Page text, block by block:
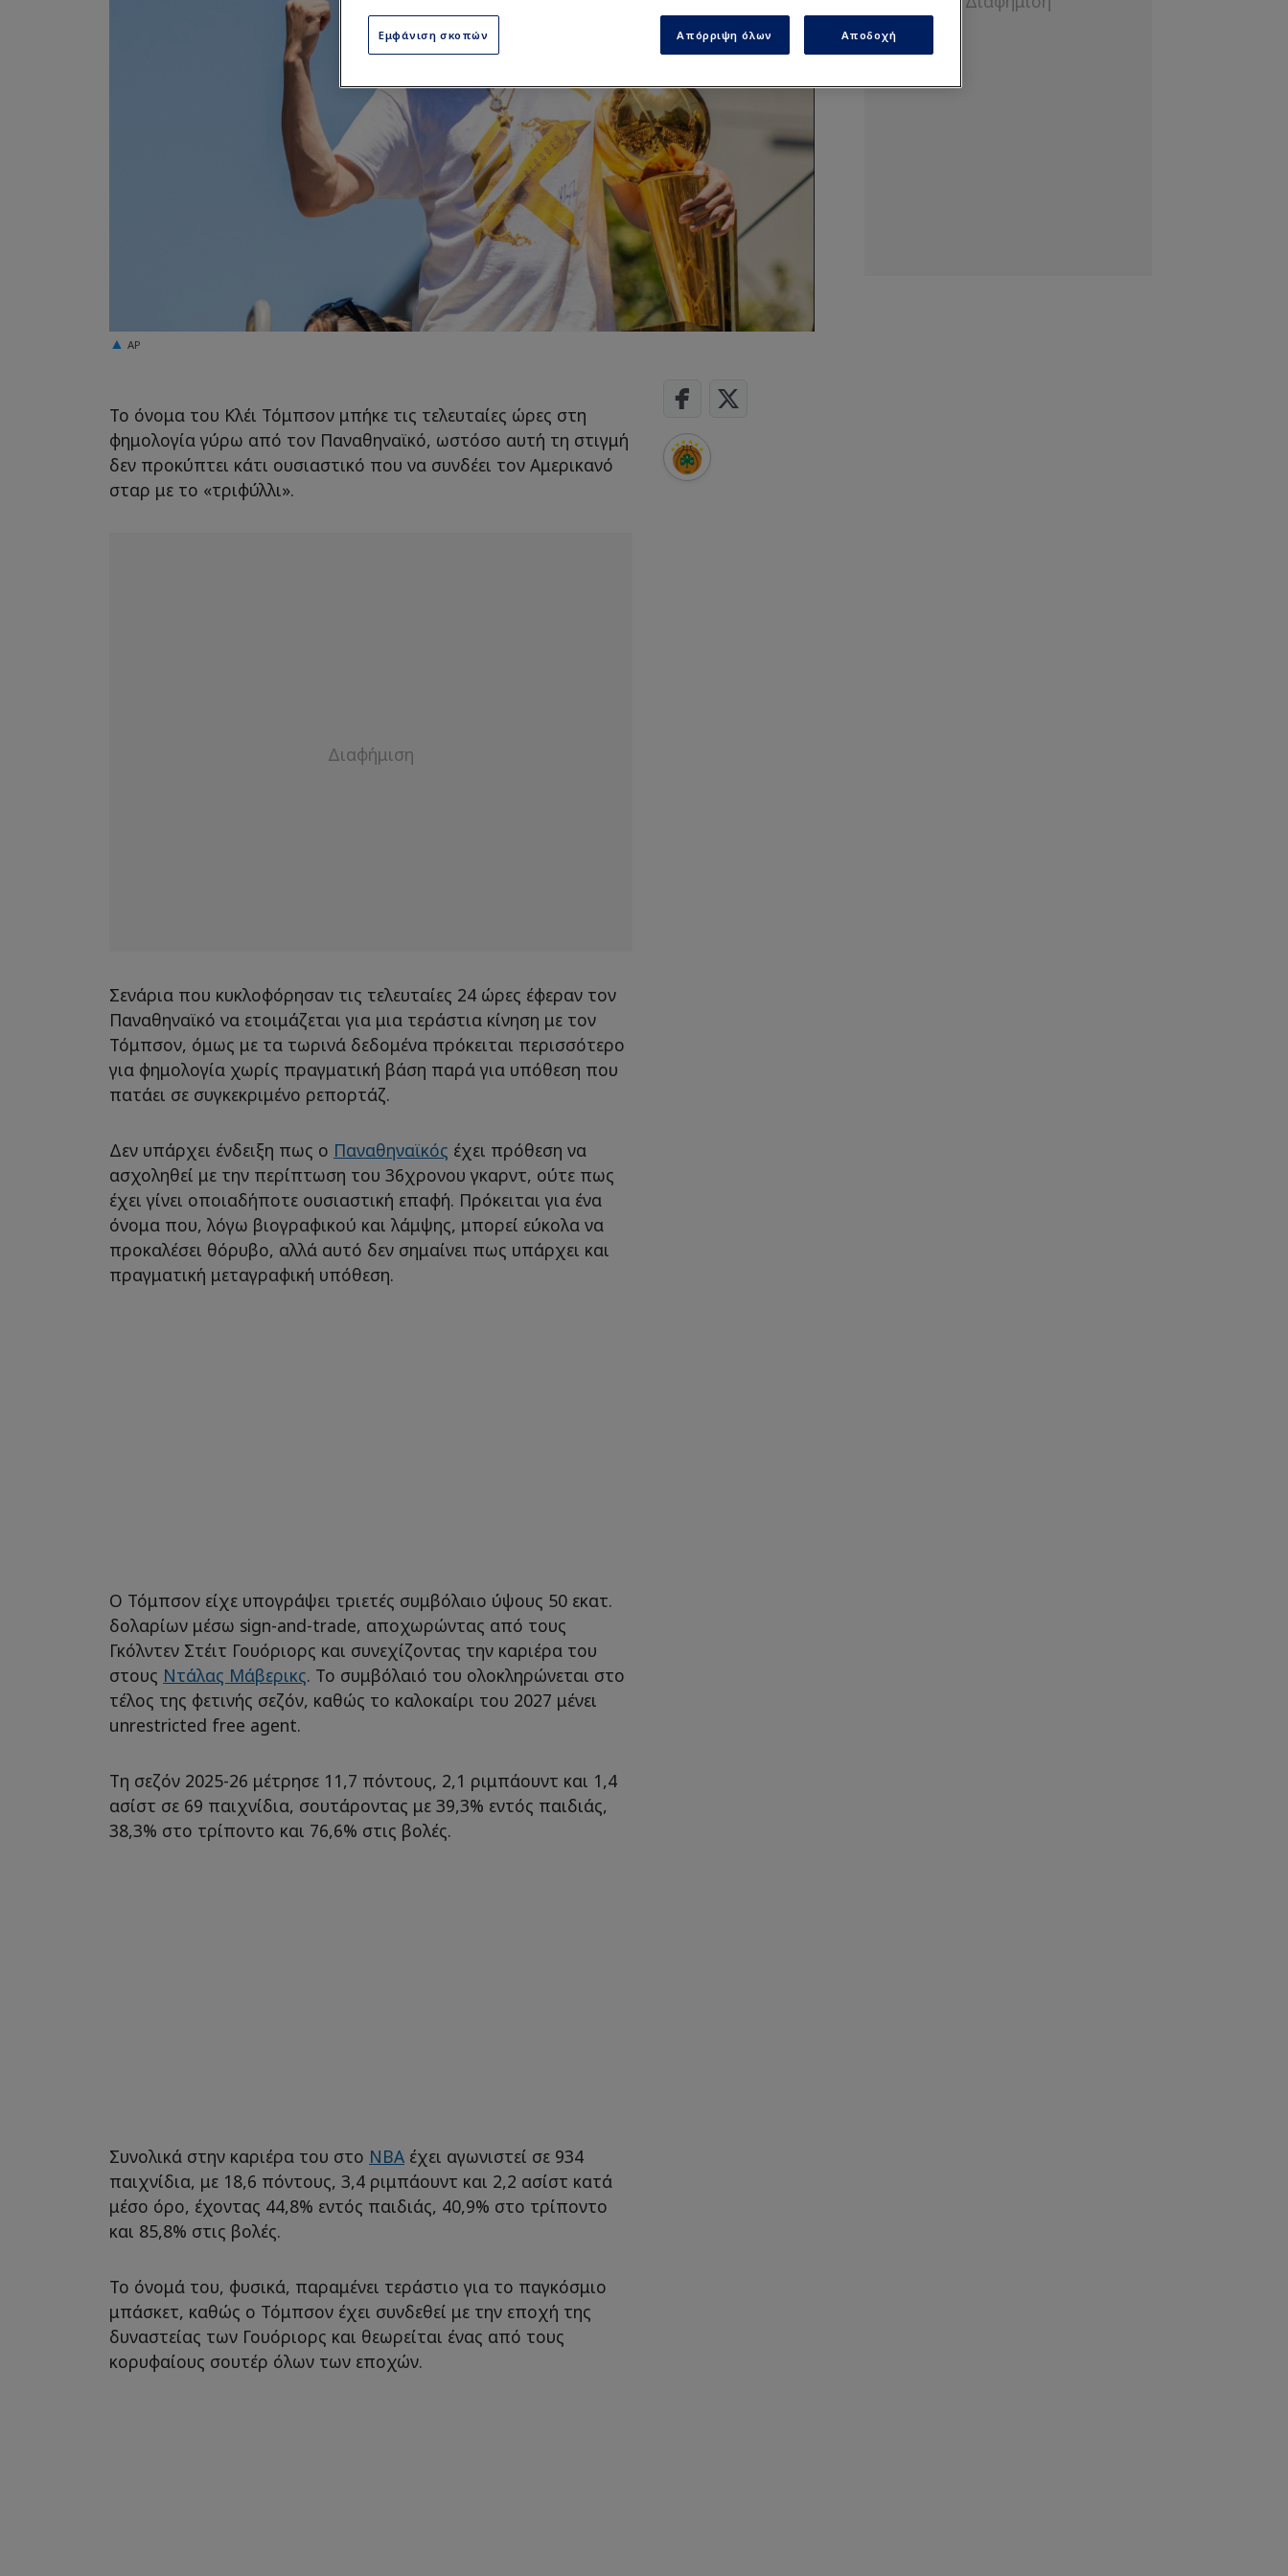
AP
Το όνομα του Κλέι Τόμπσον μπήκε τις τελευταίες ώρες στη
φημολογία γύρω από τον Παναθηναϊκό, ωστόσο αυτή τη στιγμή
δεν προκύπτει κάτι ουσιαστικό που να συνδέει τον Αμερικανό
σταρ με το «τριφύλλι».
Σενάρια που κυκλοφόρησαν τις τελευταίες 24 ώρες έφεραν τον
Παναθηναϊκό να ετοιμάζεται για μια τεράστια κίνηση με τον
Τόμπσον, όμως με τα τωρινά δεδομένα πρόκειται περισσότερο
για φημολογία χωρίς πραγματική βάση παρά για υπόθεση που
πατάει σε συγκεκριμένο ρεπορτάζ.
Δεν υπάρχει ένδειξη πως ο Παναθηναϊκός έχει πρόθεση να
ασχοληθεί με την περίπτωση του 36χρονου γκαρντ, ούτε πως
έχει γίνει οποιαδήποτε ουσιαστική επαφή. Πρόκειται για ένα
όνομα που, λόγω βιογραφικού και λάμψης, μπορεί εύκολα να
προκαλέσει θόρυβο, αλλά αυτό δεν σημαίνει πως υπάρχει και
πραγματική μεταγραφική υπόθεση.
Ο Τόμπσον είχε υπογράψει τριετές συμβόλαιο ύψους 50 εκατ.
δολαρίων μέσω sign-and-trade, αποχωρώντας από τους
Γκόλντεν Στέιτ Γουόριορς και συνεχίζοντας την καριέρα του
στους Ντάλας Μάβερικς. Το συμβόλαιό του ολοκληρώνεται στο
τέλος της φετινής σεζόν, καθώς το καλοκαίρι του 2027 μένει
unrestricted free agent.
Τη σεζόν 2025-26 μέτρησε 11,7 πόντους, 2,1 ριμπάουντ και 1,4
ασίστ σε 69 παιχνίδια, σουτάροντας με 39,3% εντός παιδιάς,
38,3% στο τρίποντο και 76,6% στις βολές.
Συνολικά στην καριέρα του στο NBA έχει αγωνιστεί σε 934
παιχνίδια, με 18,6 πόντους, 3,4 ριμπάουντ και 2,2 ασίστ κατά
μέσο όρο, έχοντας 44,8% εντός παιδιάς, 40,9% στο τρίποντο
και 85,8% στις βολές.
Το όνομά του, φυσικά, παραμένει τεράστιο για το παγκόσμιο
μπάσκετ, καθώς ο Τόμπσον έχει συνδεθεί με την εποχή της
δυναστείας των Γουόριορς και θεωρείται ένας από τους
κορυφαίους σουτέρ όλων των εποχών.
Εμφάνιση σκοπών Απόρριψη όλων Αποδοχή